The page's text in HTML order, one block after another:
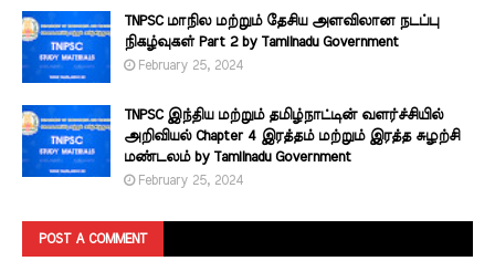
TNPSC மாநில மற்றும் தேசிய அளவிலான நடப்பு
நிகழ்வுகள் Part 2 by Tamilnadu Government
February 25, 2024
TNPSC இந்திய மற்றும் தமிழ்நாட்டின் வளர்ச்சியில்
அறிவியல் Chapter 4 இரத்தம் மற்றும் இரத்த சுழற்சி
மண்டலம் by Tamilnadu Government
February 25, 2024
POST A COMMENT